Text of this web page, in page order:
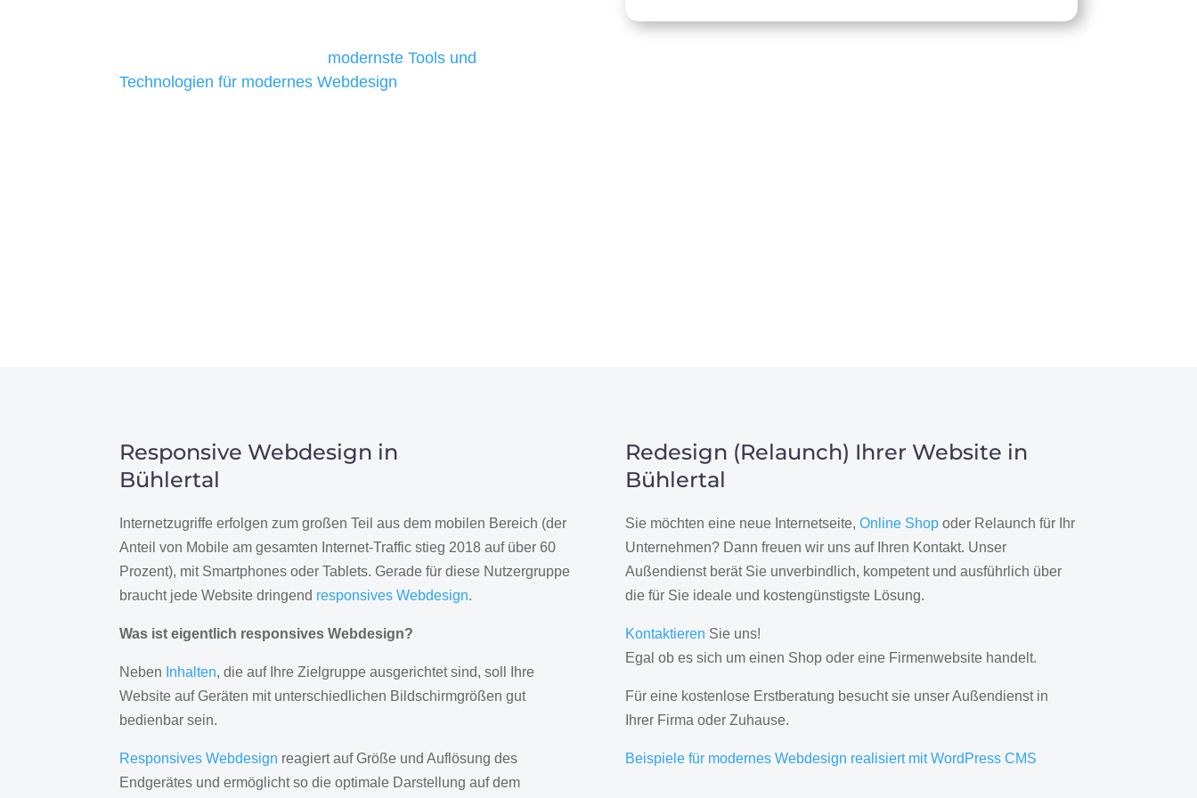
modernste Tools und
Technologien für modernes Webdesign
Responsive Webdesign in
Bühlertal
Internetzugriffe erfolgen zum großen Teil aus dem mobilen Bereich (der
Anteil von Mobile am gesamten Internet-Traffic stieg 2018 auf über 60
Prozent), mit Smartphones oder Tablets. Gerade für diese Nutzergruppe
braucht jede Website dringend responsives Webdesign.
Was ist eigentlich responsives Webdesign?
Neben Inhalten, die auf Ihre Zielgruppe ausgerichtet sind, soll Ihre
Website auf Geräten mit unterschiedlichen Bildschirmgrößen gut
bedienbar sein.
Responsives Webdesign reagiert auf Größe und Auflösung des
Endgerätes und ermöglicht so die optimale Darstellung auf dem
Redesign (Relaunch) Ihrer Website in
Bühlertal
Sie möchten eine neue Internetseite, Online Shopoder Relaunch für Ihr
Unternehmen? Dann freuen wir uns auf Ihren Kontakt. Unser
Außendienst berät Sie unverbindlich, kompetent und ausführlich über
die für Sie ideale und kostengünstigste Lösung.
Kontaktieren Sie uns!
Egal ob es sich um einen Shop oder eine Firmenwebsite handelt.
Für eine kostenlose Erstberatung besucht sie unser Außendienst in
Ihrer Firma oder Zuhause.
Beispiele für modernes Webdesign realisiert mit WordPress CMS